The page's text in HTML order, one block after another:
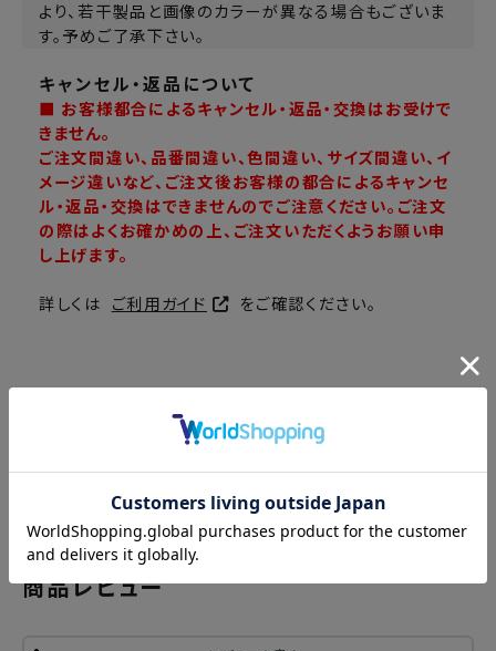
より、若干製品と画像のカラーが異なる場合もございま
す。予めご了承下さい。
キャンセル・返品について
■ お客様都合によるキャンセル・返品・交換はお受けで
きません。
ご注文間違い、品番間違い、色間違い、サイズ間違い、イ
メージ違いなど、ご注文後お客様の都合によるキャンセ
ル・返品・交換はできませんのでご注意ください。ご注文
の際はよくお確かめの上、ご注文いただくようお願い申
し上げます。
詳しくは ご利用ガイド をご確認ください。
商品レビュー